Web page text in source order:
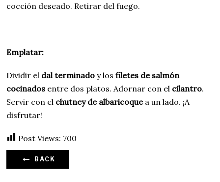
cocción deseado. Retirar del fuego.
Emplatar:
Dividir el dal terminadoy losfiletes de salmón
cocinados entre dos platos. Adornar con el cilantro.
Servir con el chutney de albaricoquea un lado. ¡A
disfrutar!
Post Views: 700
BACK